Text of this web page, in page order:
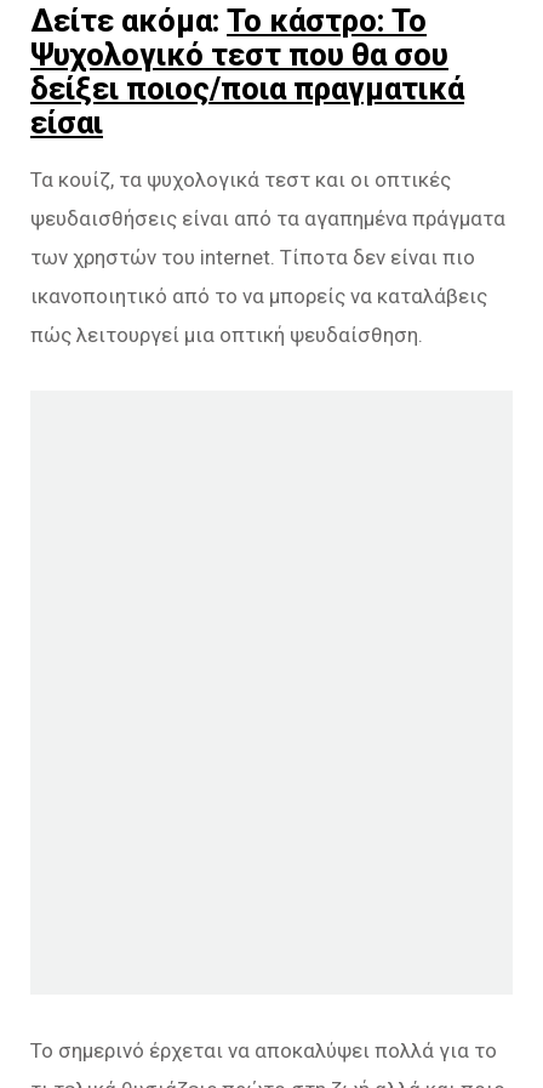
Δείτε ακόμα: Το κάστρο: Το
Ψυχολογικό τεστ που θα σου
δείξει ποιος/ποια πραγματικά
είσαι
Τα κουίζ, τα ψυχολογικά τεστ και οι οπτικές
ψευδαισθήσεις είναι από τα αγαπημένα πράγματα
των χρηστών του internet. Τίποτα δεν είναι πιο
ικανοποιητικό από το να μπορείς να καταλάβεις
πώς λειτουργεί μια οπτική ψευδαίσθηση.
Το σημερινό έρχεται να αποκαλύψει πολλά για το